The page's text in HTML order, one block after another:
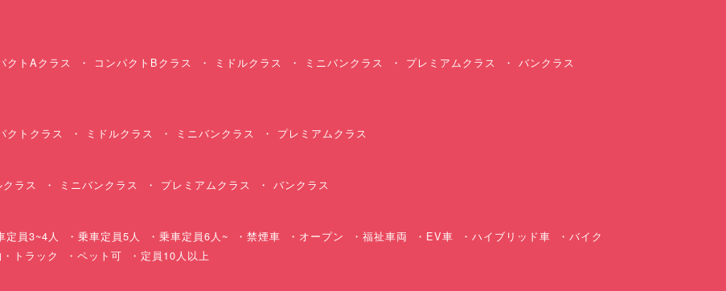
クトAクラス コンパクトBクラス ミドルクラス ミニバンクラス プレミアムクラス
バンクラス
クトクラス ミドルクラス ミニバンクラス プレミアムクラス
ラス ミニバンクラス プレミアムクラス バンクラス
定員3~4人 乗車定員5人 乗車定員6人~ 禁煙車 オープン 福祉車両 EV車 ハイブリッド車
バイク
トラック ペット可 定員10人以上